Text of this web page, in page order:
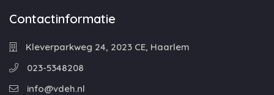
Contactinformatie
Kleverparkweg 24, 2023 CE, Haarlem
023-5348208
info@vdeh.nl